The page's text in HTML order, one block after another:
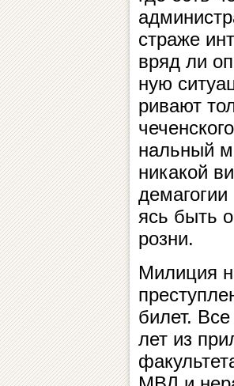
страже
вряд ли
ную
ри­ва­ют
наль­ный
никакой
ясь быть
розни.
Милиция
билет.
лет из